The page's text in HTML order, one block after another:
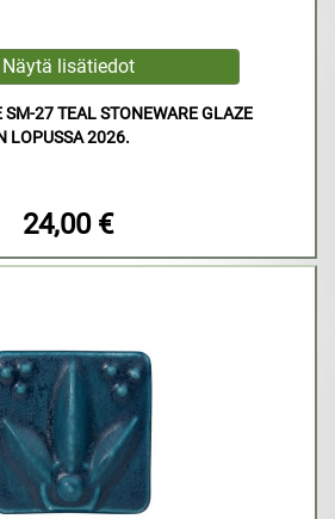
27 TEAL STONEWARE GLAZE
LOPUSSA 2026.
24,00 €